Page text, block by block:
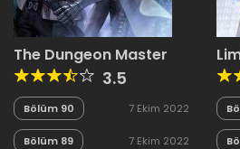
The Dungeon Master
3.5
Bölüm 90 7 Ekim 2022
Bölüm 89 7 Ekim 2022